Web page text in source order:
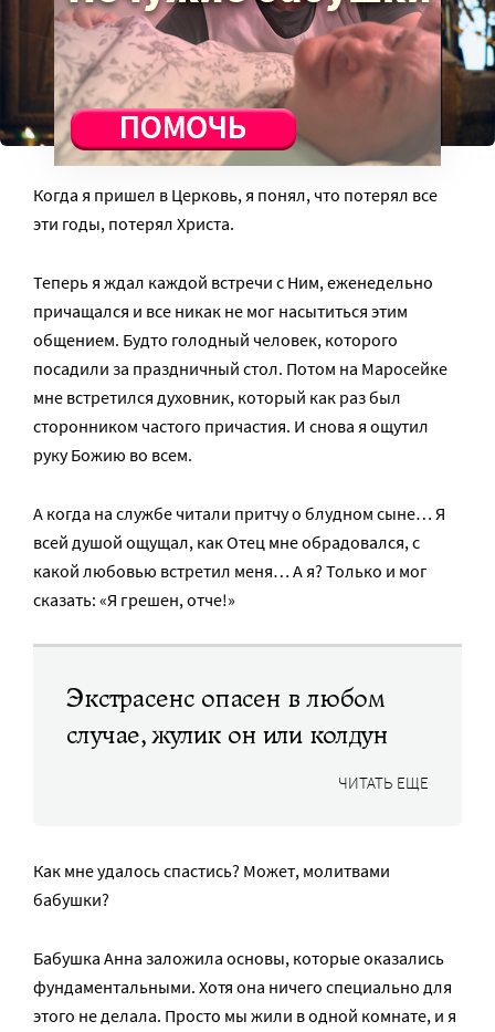
Когда я пришел в Церковь, я понял, что потерял все
эти годы, потерял Христа.
Теперь я ждал каждой встречи с Ним, еженедельно
причащался и все никак не мог насытиться этим
общением. Будто голодный человек, которого
посадили за праздничный стол. Потом на Маросейке
мне встретился духовник, который как раз был
сторонником частого причастия. И снова я ощутил
руку Божию во всем.
А когда на службе читали притчу о блудном сыне… Я
всей душой ощущал, как Отец мне обрадовался, с
какой любовью встретил меня… А я? Только и мог
сказать: «Я грешен, отче!»
Экстрасенс опасен в любом
случае, жулик он или колдун
ЧИТАТЬ ЕЩЕ
Как мне удалось спастись? Может, молитвами
бабушки?
Бабушка Анна заложила основы, которые оказались
фундаментальными. Хотя она ничего специально для
этого не делала. Просто мы жили в одной комнате, и я